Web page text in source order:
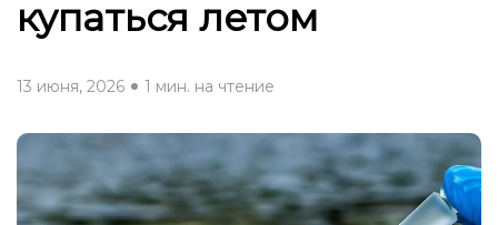
купаться летом
13 июня, 2026 1 мин. на чтение